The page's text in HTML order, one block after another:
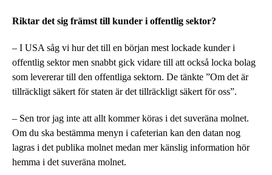
Riktar det sig främst till kunder i offentlig sektor?
– I USA såg vi hur det till en början mest lockade kunder i
offentlig sektor men snabbt gick vidare till att också locka bolag
som levererar till den offentliga sektorn. De tänkte ”Om det är
tillräckligt säkert för staten är det tillräckligt säkert för oss”.
– Sen tror jag inte att allt kommer köras i det suveräna molnet.
Om du ska bestämma menyn i cafeterian kan den datan nog
lagras i det publika molnet medan mer känslig information hör
hemma i det suveräna molnet.